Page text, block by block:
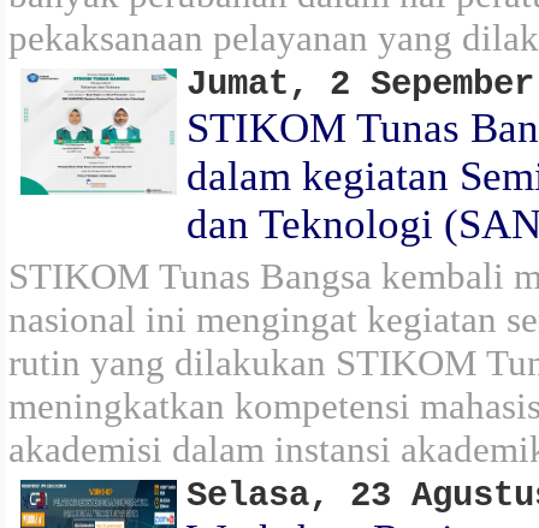
pekaksanaan pelayanan yang
Jumat, 2
STIKOM Tunas
dalam kegiatan
dan Teknologi
STIKOM Tunas Bangsa kembali
nasional ini mengingat kegiatan
rutin yang dilakukan STIKOM
meningkatkan kompetensi
akademisi dalam instansi
Selasa, 23